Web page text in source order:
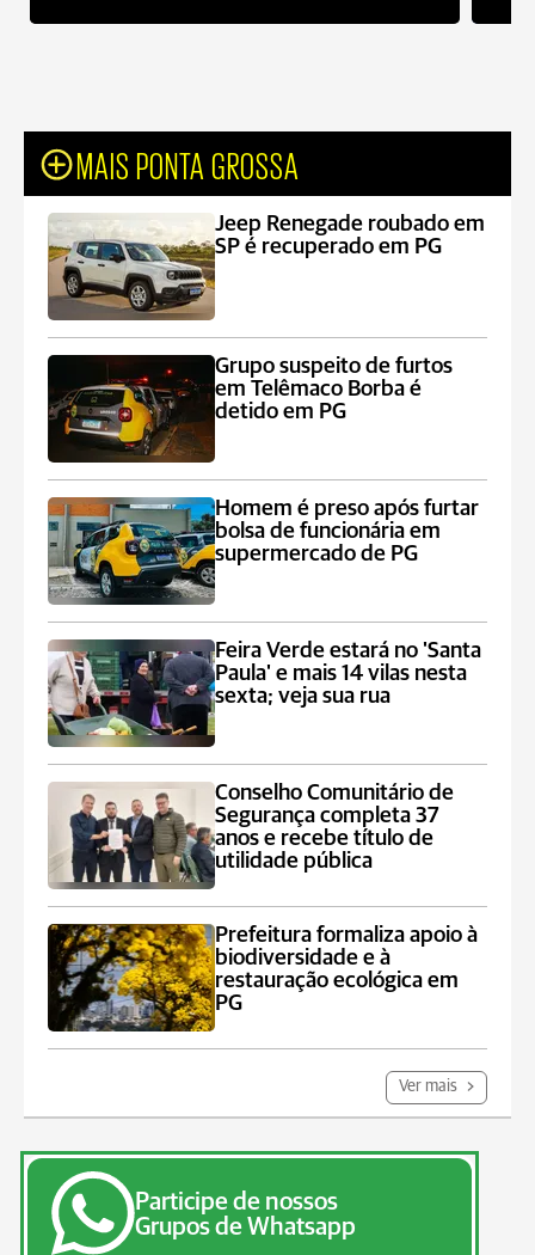
MAIS PONTA GROSSA
Jeep Renegade roubado em
SP é recuperado em PG
Grupo suspeito de furtos
em Telêmaco Borba é
detido em PG
Homem é preso após furtar
bolsa de funcionária em
supermercado de PG
Feira Verde estará no 'Santa
Paula' e mais 14 vilas nesta
sexta; veja sua rua
Conselho Comunitário de
Segurança completa 37
anos e recebe título de
utilidade pública
Prefeitura formaliza apoio à
biodiversidade e à
restauração ecológica em
PG
Ver mais
Participe de nossos
Grupos de Whatsapp